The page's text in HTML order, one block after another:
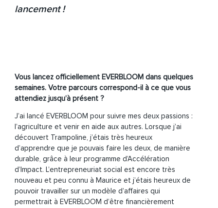
lancement !
Vous lancez officiellement EVERBLOOM dans quelques
semaines. Votre parcours correspond-il à ce que vous
attendiez jusqu’à présent ?
J’ai lancé EVERBLOOM pour suivre mes deux passions :
l’agriculture et venir en aide aux autres. Lorsque j’ai
découvert Trampoline, j’étais très heureux
d’apprendre que je pouvais faire les deux, de manière
durable, grâce à leur programme d’Accélération
d’Impact. L’entrepreneuriat social est encore très
nouveau et peu connu à Maurice et j’étais heureux de
pouvoir travailler sur un modèle d’affaires qui
permettrait à EVERBLOOM d’être financièrement